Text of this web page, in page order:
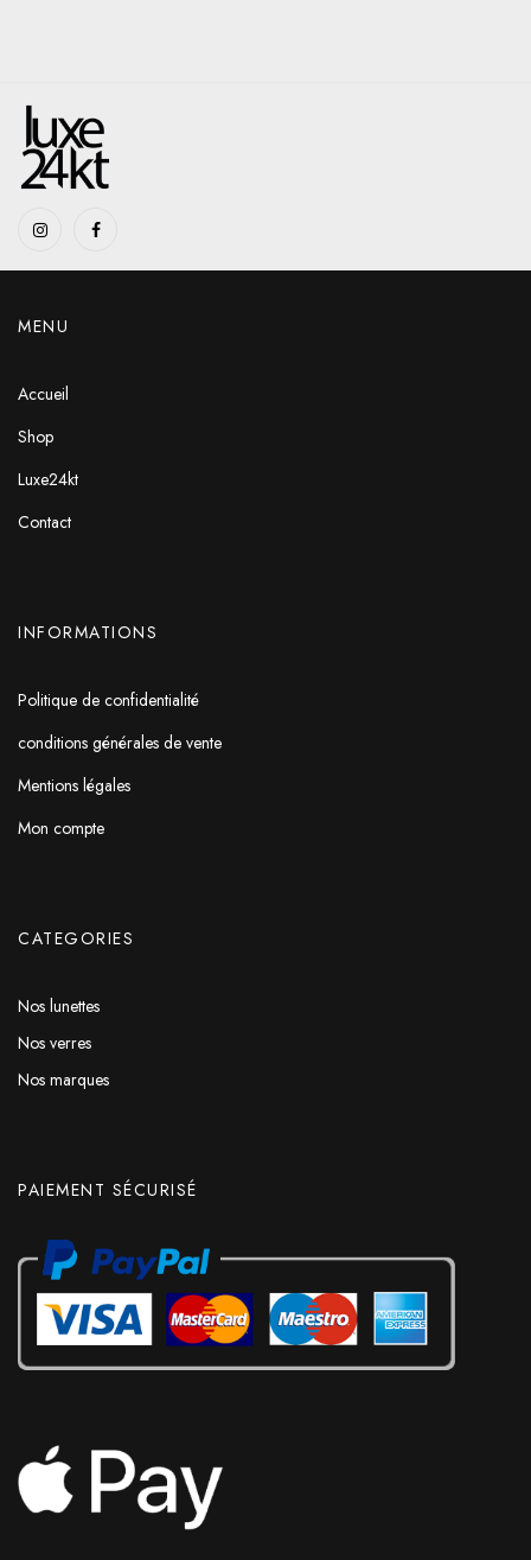
MENU
Accueil
Shop
Luxe24kt
Contact
INFORMATIONS
Politique de confidentialité
conditions générales de vente
Mentions légales
Mon compte
CATEGORIES
Nos lunettes
Nos verres
Nos marques
PAIEMENT SÉCURISÉ